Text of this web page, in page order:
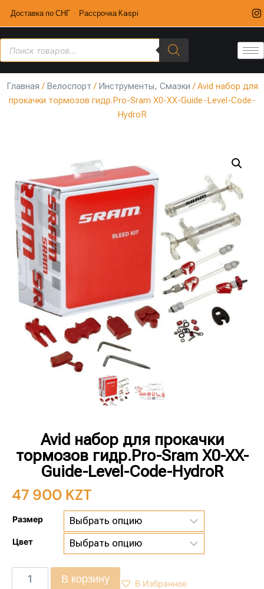
Доставка по СНГ · Рассрочка Kaspi
Главная / Велоспорт / Инструменты, Смазки / Avid набор для
прокачки тормозов гидр.Pro-Sram X0-XX-Guide-Level-Code-
HydroR
Avid набор для прокачки
тормозов гидр.Pro-Sram X0-XX-
Guide-Level-Code-HydroR
47 900 KZT
Размер
Цвет
В корзину В Избранное